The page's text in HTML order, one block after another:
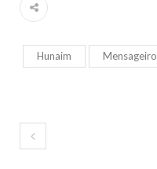
Hunaim Mensageiro